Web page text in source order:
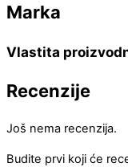
Marka
Vlastita
Recenzije
Još nema recenzija.
Budite prvi koji će